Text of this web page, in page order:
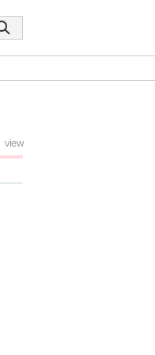
view